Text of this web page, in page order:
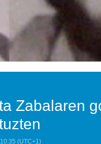
Zabalaren
10:35 (UTC+1)